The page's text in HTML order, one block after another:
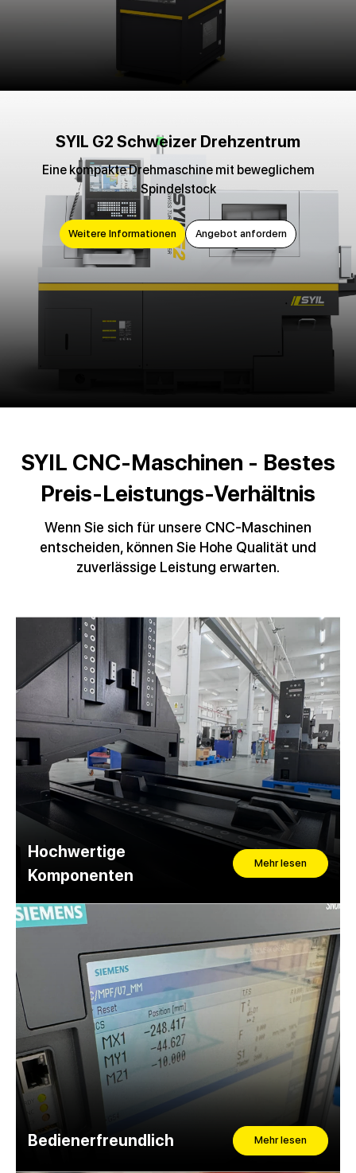
SYIL G2 Schweizer Drehzentrum
Eine kompakte Drehmaschine mit beweglichem
Spindelstock
Weitere Informationen Angebot anfordern
SYIL CNC-Maschinen - Bestes
Preis-Leistungs-Verhältnis
Wenn Sie sich für unsere CNC-Maschinen
entscheiden, können Sie Hohe Qualität und
zuverlässige Leistung erwarten.
Hochwertige
Komponenten
Mehr lesen
Bedienerfreundlich Mehr lesen